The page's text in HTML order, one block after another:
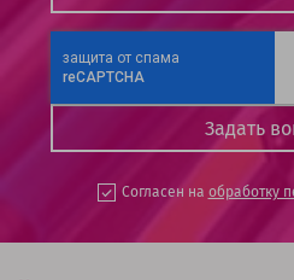
Согласен на обработку